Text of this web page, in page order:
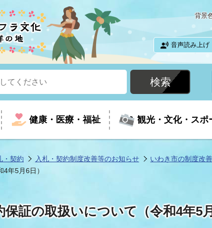
背景
音声読み上げ
いう時に
ンバー 住まい・生活・相談
健康・医療・福祉
括ケア(介護予防等) 福祉事業者向け情報
観光・文化・スポ
ベントの案内
コース 歴史・文化
興
介護 都市計画・開発・建築
広聴
・契約 入札・契約制度改善等のお知らせ
いわき市の制度改
年5月6日）
証の取扱いについて（令和4年5